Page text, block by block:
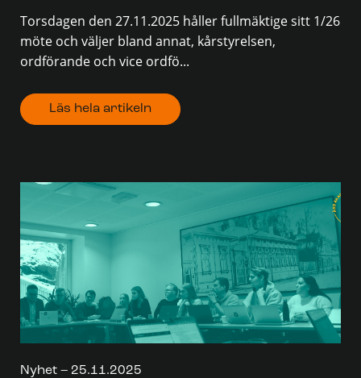
Torsdagen den 27.11.2025 håller fullmäktige sitt 1/26
möte och väljer bland annat, kårstyrelsen,
ordförande och vice ordfö...
Läs hela artikeln
Nyhet – 25.11.2025